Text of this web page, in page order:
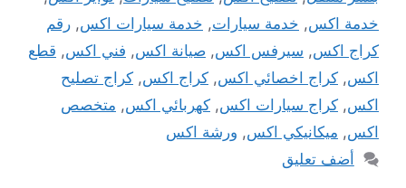
خدمة اكس, خدمة سيارات, خدمة سيارات اكس, رقم
كراج اكس, سيرفس اكس, صيانة اكس, فني اكس, قطع
اكس, كراج اخصائي اكس, كراج اكس, كراج تصليح
اكس, كراج سيارات اكس, كهربائي اكس, متخصص
اكس, ميكانيكي اكس, ورشة اكس
أضف تعليق